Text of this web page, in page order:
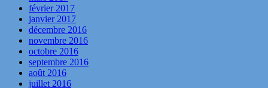
février 2017
janvier 2017
décembre 2016
novembre 2016
octobre 2016
septembre 2016
août 2016
juillet 2016